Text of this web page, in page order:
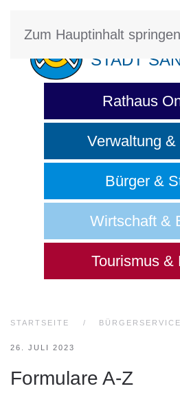
Zum Hauptinhalt springen
STADT
Rathaus
Verwaltung
Bürger &
Wirtschaft &
Tourismus &
STARTSEITE BÜRGERSERVICE
26. JULI 2023
Formulare A-Z